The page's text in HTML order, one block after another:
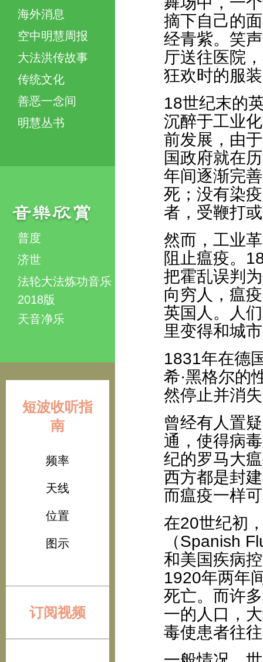
海外消息
空中明慧周报
大法洪传故事
传统文化
善恶一念间
明慧丛书
普度
济世
法轮大法炼功音乐
2018版
天音净乐
短波收听指
南
频率
天线
位置
图示
订阅视频
摘下自己的
经青紫。笑
厅送往医院
狂欢时的服
18世纪末的
沉醉于工业
前发展，由
国政府就在
年间逐渐完
死；没有染
者，受鞭打
然而，工业
阻止瘟疫。
把霍乱误判
向穷人，瘟
英国人。人
里变得和城
1831年在德
希·黑格尔的
然停止并消
曾经有人置
通，使得病
纪的罗马大
西方都是封
而瘟疫一样
在20世纪初
（Spanish
和美国疾病
1920年两年
死亡。而许
一的人口，
毒使患者往